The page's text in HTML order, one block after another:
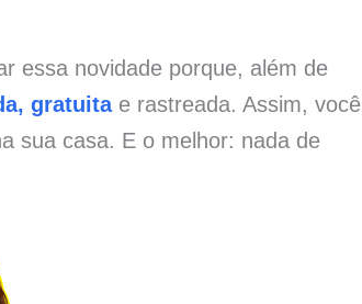
essa novidade porque, além de
gratuitae rastreada. Assim, você
sua casa. E o melhor: nada de